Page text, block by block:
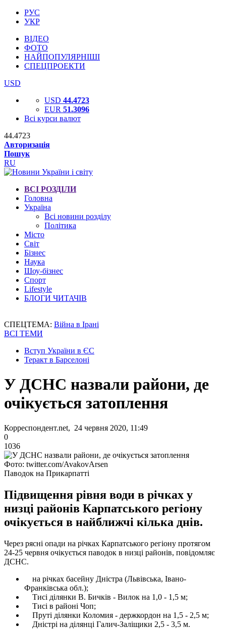
РУС
УКР
ВІДЕО
ФОТО
НАЙПОПУЛЯРНІШІ
СПЕЦПРОЕКТИ
USD
USD 44.4723
EUR 51.3096
Всі курси валют
44.4723
Авторизація
Пошук
RU
ВСІ РОЗДІЛИ
Головна
Україна
Всі новини розділу
Політика
Місто
Світ
Бізнес
Наука
Шоу-бізнес
Спорт
Lifestyle
БЛОГИ ЧИТАЧІВ
СПЕЦТЕМА: Війна в Ірані
ВСІ ТЕМИ
Вступ України в ЄС
Теракт в Барселоні
У ДСНС назвали райони, де
очікується затоплення
Корреспондент.net, 24 червня 2020, 11:49
0
1036
Фото: twitter.com/AvakovArsen
Паводок на Прикарпатті
Підвищення рівня води в річках у
низці районів Карпатського регіону
очікується в найближчі кілька днів.
Через рясні опади на річках Карпатського регіону протягом
24-25 червня очікується паводок в низці районів, повідомляє
ДСНС.
на річках басейну Дністра (Львівська, Івано-
Франківська обл.);
Тисі ділянки В. Бичків - Вилок на 1,0 - 1,5 м;
Тисі в районі Чоп;
Пруті ділянки Коломия - держкордон на 1,5 - 2,5 м;
Дністрі на ділянці Галич-Заліщики 2,5 - 3,5 м.